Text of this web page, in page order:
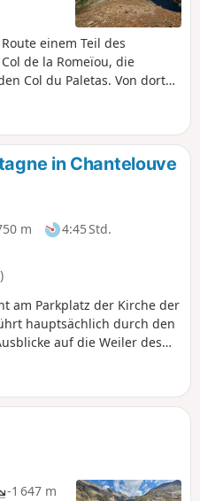
einem Teil des
de la Romeïou, die
Col du Paletas. Von dort
zum Lac du Vallon.
in Chantelouve
m
4:45 Std.
am Parkplatz der Kirche der
hauptsächlich durch den
auf die Weiler des
-1 647 m